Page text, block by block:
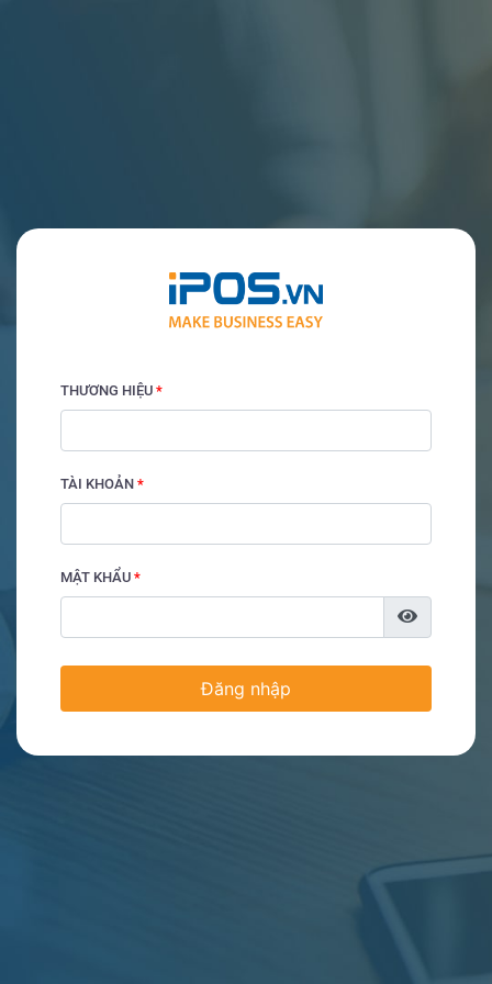
THƯƠNG HIỆU *
TÀI KHOẢN *
MẬT KHẨU *
Đăng nhập